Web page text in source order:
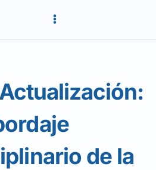
de la